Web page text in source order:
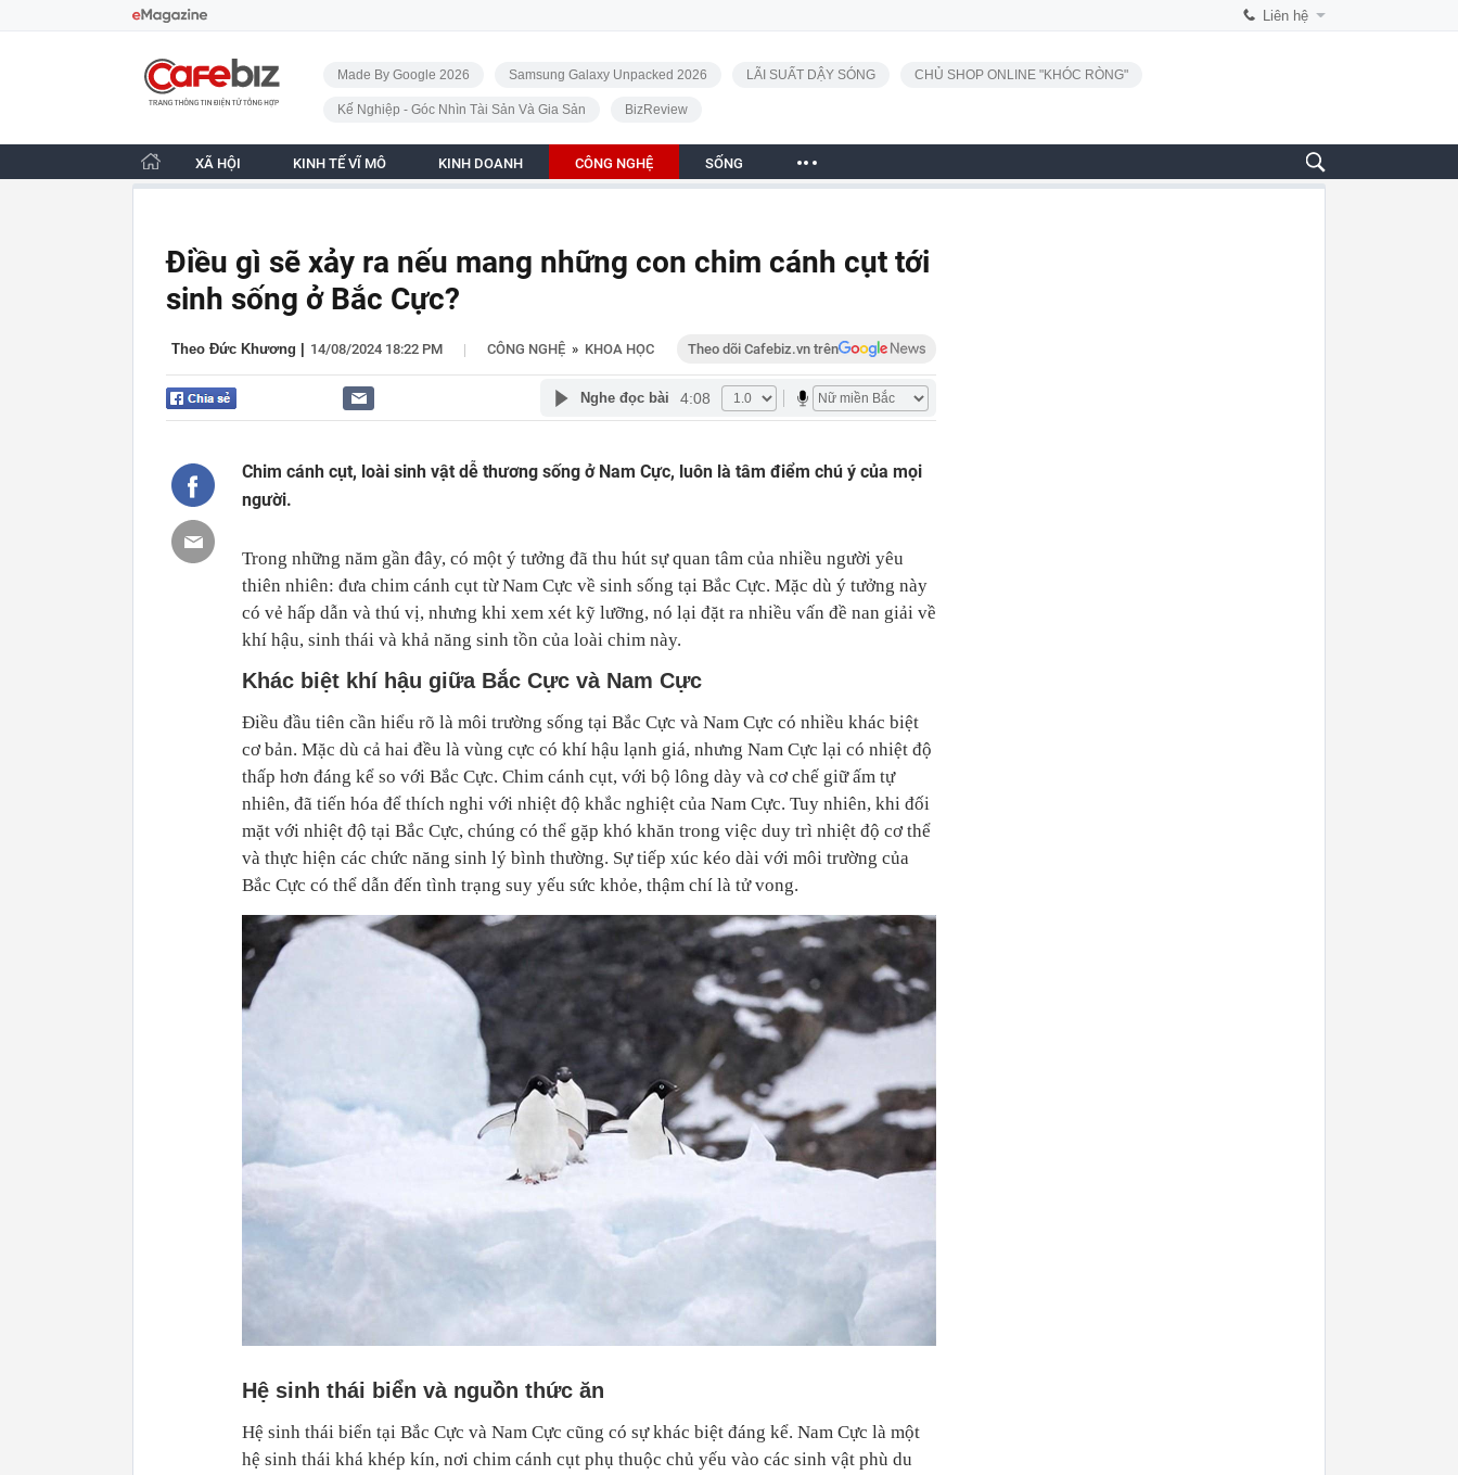
Liên hệ
CafeBiz - Trang chủ
Made By Google 2026 Samsung Galaxy Unpacked 2026 LÃI SUẤT DẬY SÓNG CHỦ SHOP ONLINE "KHÓC RÒNG"
Kế Nghiệp - Góc Nhìn Tài Sản Và Gia Sản BizReview
XÃ HỘI KINH TẾ VĨ MÔ KINH DOANH CÔNG NGHỆ SỐNG
Điều gì sẽ xảy ra nếu mang những con chim cánh cụt tới
sinh sống ở Bắc Cực?
Theo Đức Khương 14/08/2024 18:22 PM | CÔNG NGHỆ » KHOA HỌC Theo dõi Cafebiz.vn trên
Nghe đọc bài 4:08
Chim cánh cụt, loài sinh vật dễ thương sống ở Nam Cực, luôn là tâm điểm chú ý của mọi
người.
Trong những năm gần đây, có một ý tưởng đã thu hút sự quan tâm của nhiều người yêu
thiên nhiên: đưa chim cánh cụt từ Nam Cực về sinh sống tại Bắc Cực. Mặc dù ý tưởng này
có vẻ hấp dẫn và thú vị, nhưng khi xem xét kỹ lưỡng, nó lại đặt ra nhiều vấn đề nan giải về
khí hậu, sinh thái và khả năng sinh tồn của loài chim này.
Khác biệt khí hậu giữa Bắc Cực và Nam Cực
Điều đầu tiên cần hiểu rõ là môi trường sống tại Bắc Cực và Nam Cực có nhiều khác biệt
cơ bản. Mặc dù cả hai đều là vùng cực có khí hậu lạnh giá, nhưng Nam Cực lại có nhiệt độ
thấp hơn đáng kể so với Bắc Cực. Chim cánh cụt, với bộ lông dày và cơ chế giữ ấm tự
nhiên, đã tiến hóa để thích nghi với nhiệt độ khắc nghiệt của Nam Cực. Tuy nhiên, khi đối
mặt với nhiệt độ tại Bắc Cực, chúng có thể gặp khó khăn trong việc duy trì nhiệt độ cơ thể
và thực hiện các chức năng sinh lý bình thường. Sự tiếp xúc kéo dài với môi trường của
Bắc Cực có thể dẫn đến tình trạng suy yếu sức khỏe, thậm chí là tử vong.
Hệ sinh thái biển và nguồn thức ăn
Hệ sinh thái biển tại Bắc Cực và Nam Cực cũng có sự khác biệt đáng kể. Nam Cực là một
hệ sinh thái khá khép kín, nơi chim cánh cụt phụ thuộc chủ yếu vào các sinh vật phù du